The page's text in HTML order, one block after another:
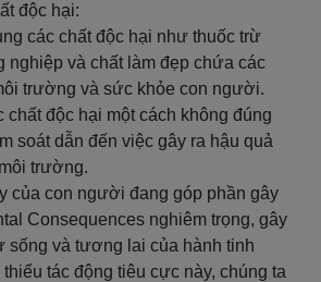
độc hại:
các chất độc hại như thuốc trừ
nghiệp và chất làm đẹp chứa các
trường và sức khỏe con người.
chất độc hại một cách không đúng
soát dẫn đến việc gây ra hậu quả
trường.
của con người đang góp phần gây
Consequences nghiêm trọng, gây
sống và tương lai của hành tinh
tác động tiêu cực này, chúng ta